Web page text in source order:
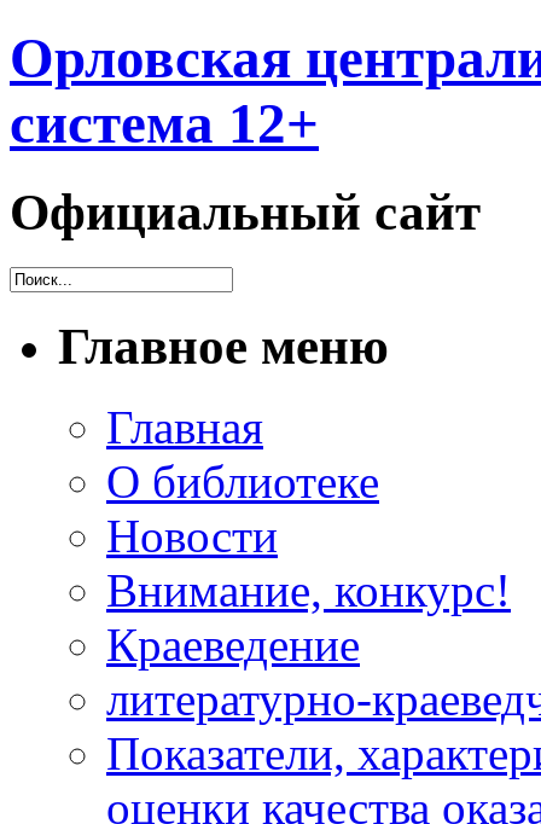
Орловская
система 12+
Официальный сайт
Главное меню
Главная
О библиотеке
Новости
Внимание, конкурс!
Краеведение
литературно-
Показатели,
оценки качества